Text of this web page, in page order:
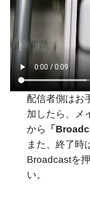
配信者側はお
加したら、メ
から
「
また、終了時
Broadcastを
い。